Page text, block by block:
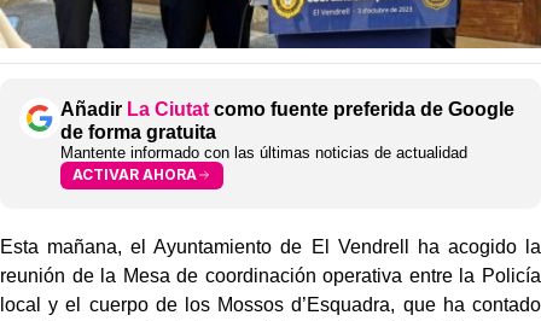
Añadir La Ciutat como fuente preferida de Google
de forma gratuita
Mantente informado con las últimas noticias de actualidad
ACTIVAR AHORA
Esta mañana, el Ayuntamiento de El Vendrell ha acogido la
reunión de la Mesa de coordinación operativa entre la Policía
local y el cuerpo de los Mossos d’Esquadra, que ha contado